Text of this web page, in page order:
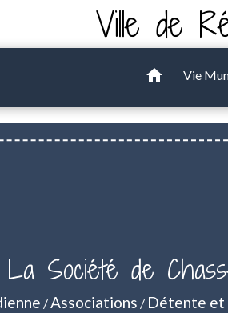
Ville de
home Vie
La Société de
/Associations / Détente et